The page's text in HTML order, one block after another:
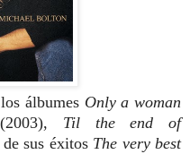
álbumes Only a woman
(2003), Til the end of
sus éxitos The very best